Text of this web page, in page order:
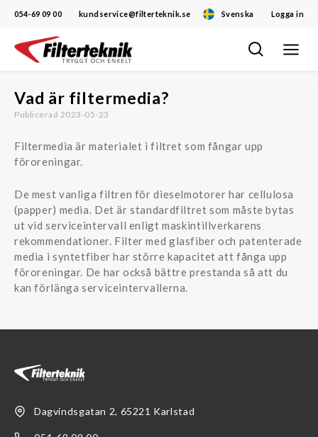
Svenska Logga in
054-69 09 00 kundservice@filterteknik.se
Hoppa
innehåll
Vad är filtermedia?
Publicerad 2023-05-23
Filtermedia är materialet i filtret som fångar upp
föroreningar.
De mest vanliga filtren för dieselmotorer har cellulosa
(papper) media. Det är standardfiltret som måste bytas
ut vid serviceintervall enligt maskintillverkarens
rekommendationer. Filter med glasfiber och patenterade
media i syntetfiber har större kapacitet att fånga upp
föroreningar. De har också bättre prestanda så att du
kan förlänga serviceintervallerna.
Dagvindsgatan 2, 65221 Karlstad